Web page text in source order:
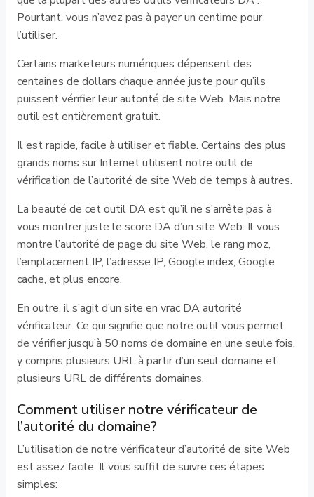
Pourtant, vous n’avez pas à payer un centime pour
l’utiliser.
Certains marketeurs numériques dépensent des
centaines de dollars chaque année juste pour qu’ils
puissent vérifier leur autorité de site Web. Mais notre
outil est entièrement gratuit.
Il est rapide, facile à utiliser et fiable. Certains des plus
grands noms sur Internet utilisent notre outil de
vérification de l’autorité de site Web de temps à autres.
La beauté de cet outil DA est qu’il ne s’arrête pas à
vous montrer juste le score DA d’un site Web. Il vous
montre l’autorité de page du site Web, le rang moz,
l’emplacement IP, l’adresse IP, Google index, Google
cache, et plus encore.
En outre, il s’agit d’un site en vrac DA autorité
vérificateur. Ce qui signifie que notre outil vous permet
de vérifier jusqu’à 50 noms de domaine en une seule fois,
y compris plusieurs URL à partir d’un seul domaine et
plusieurs URL de différents domaines.
Comment utiliser notre vérificateur de
l’autorité du domaine?
L’utilisation de notre vérificateur d’autorité de site Web
est assez facile. Il vous suffit de suivre ces étapes
simples: